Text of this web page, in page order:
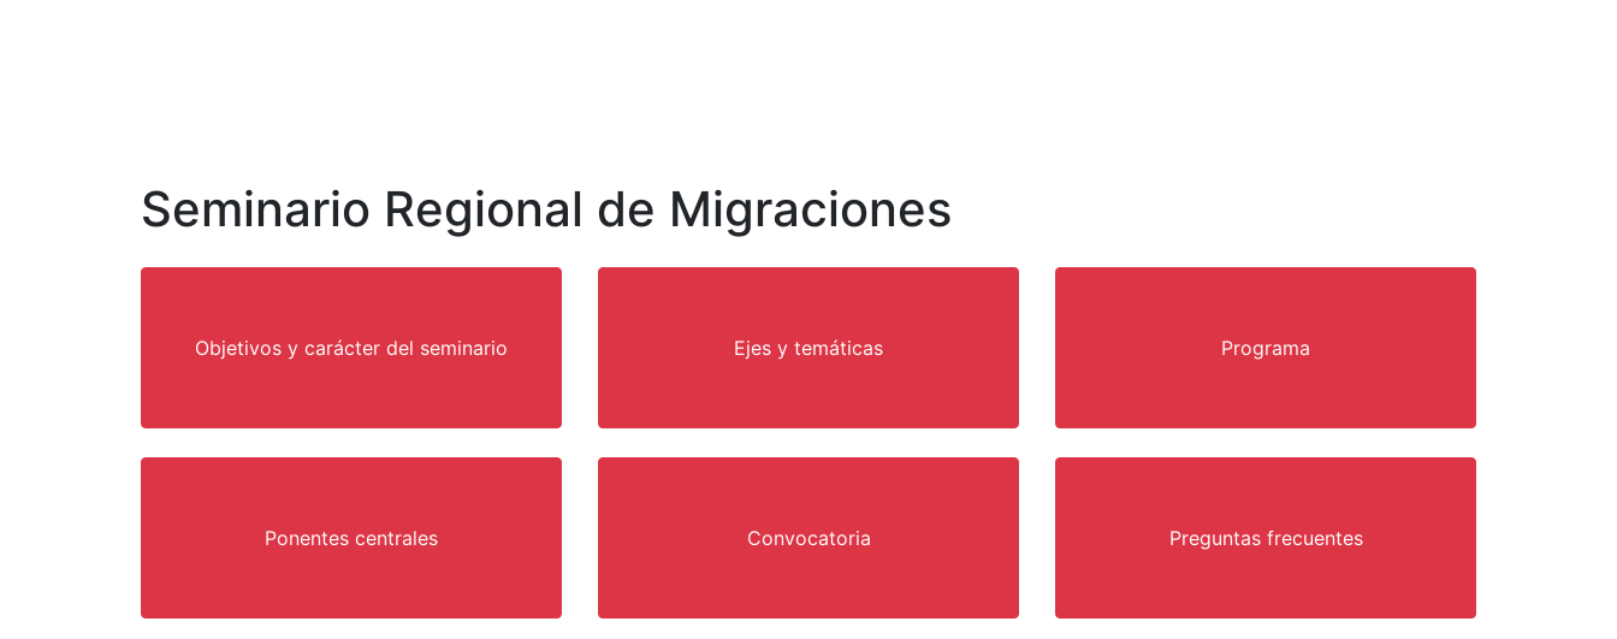
Seminario Regional de Migraciones
Objetivos y carácter del seminario Ejes y temáticas Programa
Ponentes centrales Convocatoria Preguntas frecuentes